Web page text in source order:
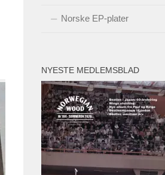
Norske EP-plater
NYESTE MEDLEMSBLAD